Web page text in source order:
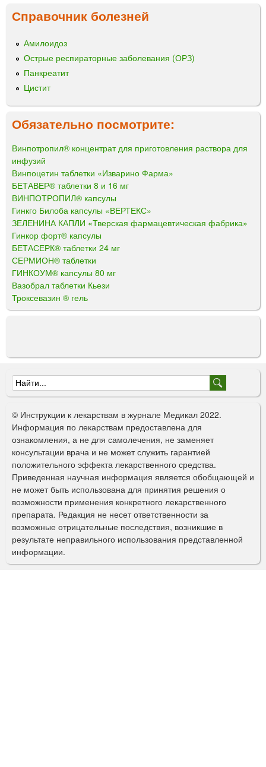
Справочник болезней
Амилоидоз
Острые респираторные заболевания (ОРЗ)
Панкреатит
Цистит
Обязательно посмотрите:
Винпотропил® концентрат для приготовления раствора для
инфузий
Винпоцетин таблетки «Изварино Фарма»
БЕТАВЕР® таблетки 8 и 16 мг
ВИНПОТРОПИЛ® капсулы
Гинкго Билоба капсулы «ВЕРТЕКС»
ЗЕЛЕНИНА КАПЛИ «Тверская фармацевтическая фабрика»
Гинкор форт® капсулы
БЕТАСЕРК® таблетки 24 мг
СЕРМИОН® таблетки
ГИНКОУМ® капсулы 80 мг
Вазобрал таблетки Кьези
Троксевазин ® гель
Ф
о
р
м
а
п
о
и
с
к
© Инструкции к лекарствам в журнале Медикал 2022.
Информация по лекарствам предоставлена для
ознакомления, а не для самолечения, не заменяет
консультации врача и не может служить гарантией
положительного эффекта лекарственного средства.
Приведенная научная информация является обобщающей и
не может быть использована для принятия решения о
возможности применения конкретного лекарственного
препарата. Редакция не несет ответственности за
возможные отрицательные последствия, возникшие в
результате неправильного использования представленной
информации.